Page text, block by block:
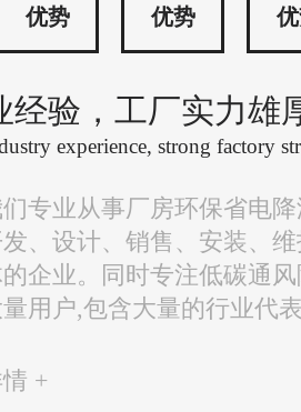
优势
优势
经验，工厂实力雄
experience, strong factory
专业从事厂房环保省电
、设计、销售、安装、
企业。同时专注低碳通
用户,包含大量的行业代
+